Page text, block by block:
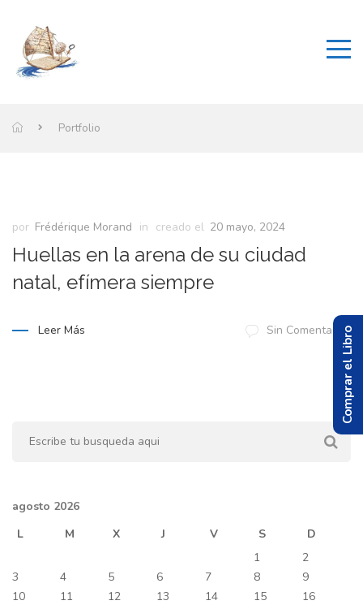
Portfolio
por Frédérique Morand in creado el 20 mayo, 2024
Huellas en la arena de su ciudad
natal, efímera siempre
Leer Más Sin Comentarios
agosto 2026
L
M X J V S
D
1
2
3
4 5 6 7 8
9
10
11 12 13 14 15
16
Comprar el Libro